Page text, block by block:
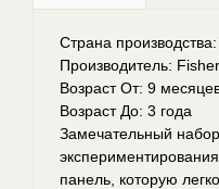
Страна
Производитель:
Возраст От: 9
Возраст До: 3 года
Замечательный
панель, которую